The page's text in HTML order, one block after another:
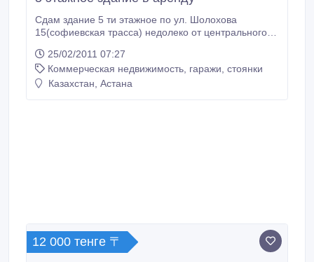
Сдам здание 5 ти этажное по ул. Шолохова
15(софиевская трасса) недолеко от центрального
парковка, охрана здание огорожено тел.32-63-03 8-
702-164-44-15 по 8 у.е. за кв.м..
25/02/2011 07:27
Коммерческая недвижимость, гаражи, стоянки
Казахстан, Астана
12 000 тенге 〒